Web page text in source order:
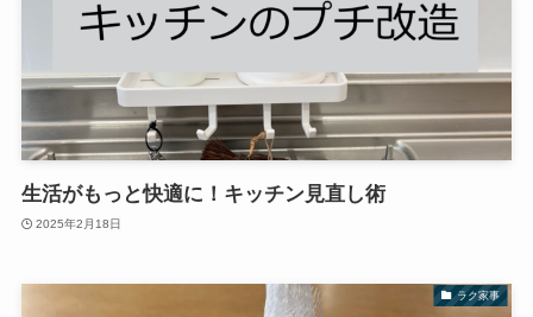
生活がもっと快適に！キッチン見直し術
2025年2月18日
ラク家事